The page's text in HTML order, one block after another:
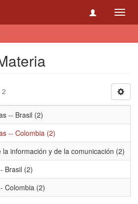
-- Brasil (2)
-- Colombia (2)
información y de la comunicación (2)
Brasil (2)
Colombia (2)